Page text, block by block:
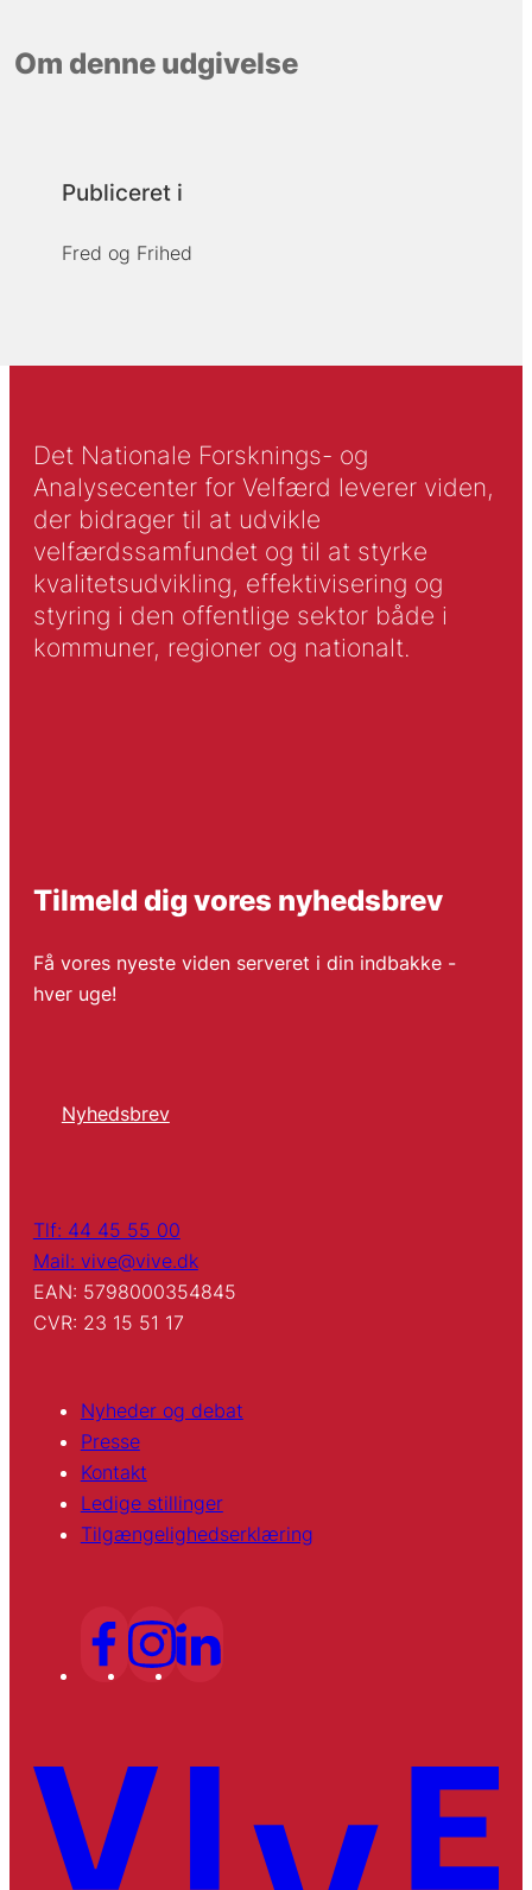
Om denne udgivelse
Publiceret i
Fred og Frihed
Det Nationale Forsknings- og
Analysecenter for Velfærd leverer viden,
der bidrager til at udvikle
velfærdssamfundet og til at styrke
kvalitetsudvikling, effektivisering og
styring i den offentlige sektor både i
kommuner, regioner og nationalt.
Tilmeld dig vores nyhedsbrev
Få vores nyeste viden serveret i din indbakke -
hver uge!
Nyhedsbrev
Tlf: 44 45 55 00
Mail: vive@vive.dk
EAN: 5798000354845
CVR: 23 15 51 17
Nyheder og debat
Presse
Kontakt
Ledige stillinger
Tilgængelighedserklæring